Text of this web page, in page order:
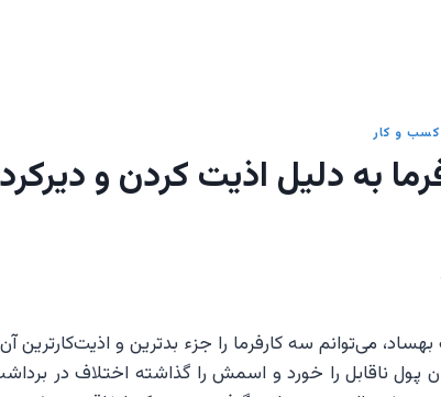
و کار
به دلیل اذیت کردن و
می‌توانم سه کارفرما را جزء بدترین و اذیت‌کارترین
تومان پول ناقابل را خورد و اسمش را گذاشته اختلاف در